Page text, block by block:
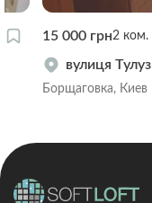
15 000 грн2 ком.
вулиця
Борщаговка, Киев